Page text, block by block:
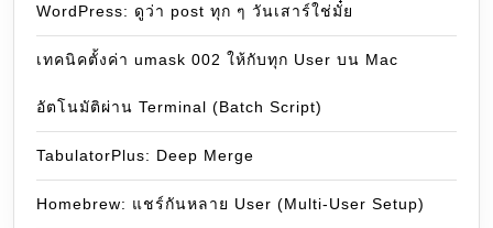
WordPress: ดูว่า post ทุก ๆ วันเสาร์ใช่มั๋ย
เทคนิคตั้งค่า umask 002 ให้กับทุก User บน Mac
อัตโนมัติผ่าน Terminal (Batch Script)
TabulatorPlus: Deep Merge
Homebrew: แชร์กันหลาย User (Multi-User Setup)